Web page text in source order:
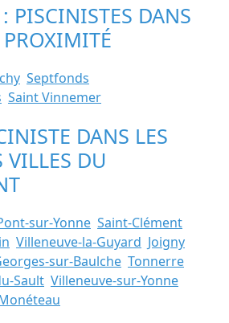
PISCINISTES DANS
PROXIMITÉ
Septfonds
Saint Vinnemer
DANS LES
VILLES DU
sur-Yonne Saint-Clément
Villeneuve-la-Guyard Joigny
sur-Baulche Tonnerre
Sault Villeneuve-sur-Yonne